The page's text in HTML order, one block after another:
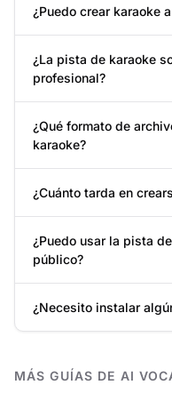
¿Puedo crear karaoke
¿La pista de karaoke
profesional?
¿Qué formato de
karaoke?
¿Cuánto tarda en
¿Puedo usar la pista
público?
¿Necesito instalar
MÁS GUÍAS DE AI